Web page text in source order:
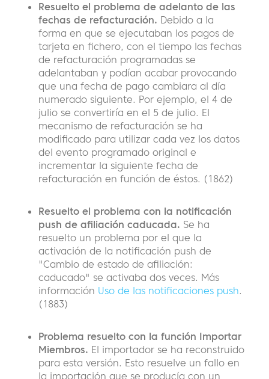
Resuelto el problema de adelanto de las
fechas de refacturación. Debido a la
forma en que se ejecutaban los pagos de
tarjeta en fichero, con el tiempo las fechas
de refacturación programadas se
adelantaban y podían acabar provocando
que una fecha de pago cambiara al día
numerado siguiente. Por ejemplo, el 4 de
julio se convertiría en el 5 de julio. El
mecanismo de refacturación se ha
modificado para utilizar cada vez los datos
del evento programado original e
incrementar la siguiente fecha de
refacturación en función de éstos. (1862)
Resuelto el problema con la notificación
push de afiliación caducada. Se ha
resuelto un problema por el que la
activación de la notificación push de
"Cambio de estado de afiliación:
caducado" se activaba dos veces. Más
información Uso de las notificaciones push.
(1883)
Problema resuelto con la función Importar
Miembros. El importador se ha reconstruido
para esta versión. Esto resuelve un fallo en
la importación que se producía con un